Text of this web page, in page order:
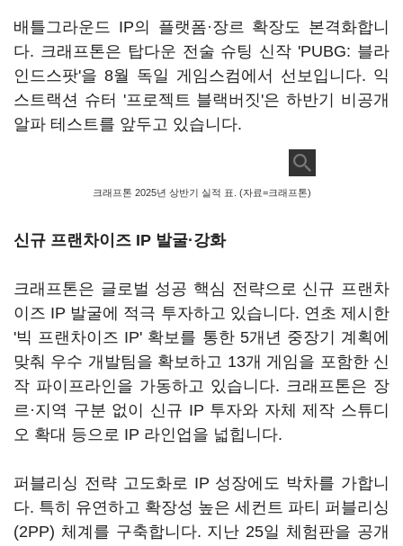
배틀그라운드 IP의 플랫폼·장르 확장도 본격화합니
다. 크래프톤은 탑다운 전술 슈팅 신작 'PUBG: 블라
인드스팟'을 8월 독일 게임스컴에서 선보입니다. 익
스트랙션 슈터 '프로젝트 블랙버짓'은 하반기 비공개
알파 테스트를 앞두고 있습니다.
크래프톤 2025년 상반기 실적 표. (자료=크래프톤)
신규 프랜차이즈 IP 발굴·강화
크래프톤은 글로벌 성공 핵심 전략으로 신규 프랜차
이즈 IP 발굴에 적극 투자하고 있습니다. 연초 제시한
'빅 프랜차이즈 IP' 확보를 통한 5개년 중장기 계획에
맞춰 우수 개발팀을 확보하고 13개 게임을 포함한 신
작 파이프라인을 가동하고 있습니다. 크래프톤은 장
르·지역 구분 없이 신규 IP 투자와 자체 제작 스튜디
오 확대 등으로 IP 라인업을 넓힙니다.
퍼블리싱 전략 고도화로 IP 성장에도 박차를 가합니
다. 특히 유연하고 확장성 높은 세컨트 파티 퍼블리싱
(2PP) 체계를 구축합니다. 지난 25일 체험판을 공개